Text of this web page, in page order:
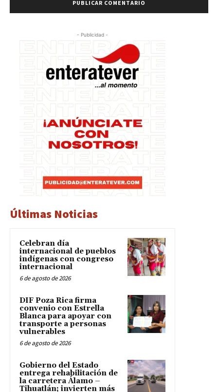
- Publicidad -
Últimas Noticias
Celebran día
internacional de pueblos
indígenas con congreso
internacional
6 de agosto de 2026
DIF Poza Rica firma
convenio con Estrella
Blanca para apoyar con
transporte a personas
vulnerables
6 de agosto de 2026
Gobierno del Estado
entrega rehabilitación de
la carretera Álamo –
Tihuatlán; invierten más